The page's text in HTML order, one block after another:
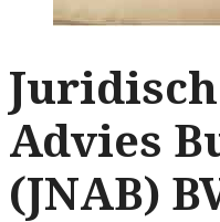
Advies
(JNAB)